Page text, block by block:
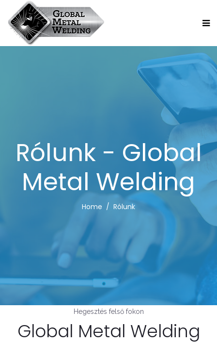
Rólunk - Global
Metal Welding
Home Rólunk
Hegesztés felső fokon
Global Metal Welding